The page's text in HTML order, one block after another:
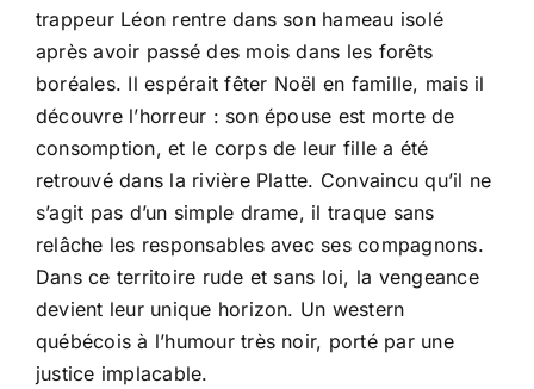
trappeur Léon rentre dans son hameau isolé
après avoir passé des mois dans les forêts
boréales. Il espérait fêter Noël en famille, mais il
découvre l’horreur : son épouse est morte de
consomption, et le corps de leur fille a été
retrouvé dans la rivière Platte. Convaincu qu’il ne
s’agit pas d’un simple drame, il traque sans
relâche les responsables avec ses compagnons.
Dans ce territoire rude et sans loi, la vengeance
devient leur unique horizon. Un western
québécois à l’humour très noir, porté par une
justice implacable.